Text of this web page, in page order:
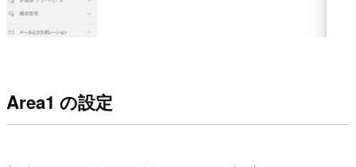
Area1 の設定